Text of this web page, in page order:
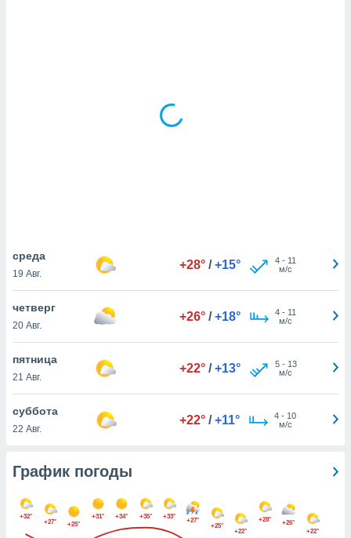
установки
веб-
как
вашем
среда
19 Авг.
+28° / +15° 4- 11
м/с
четверг
20 Авг.
+26° / +18° 4- 11
м/с
пятница
21 Авг.
+22° / +13° 5- 13
м/с
суббота
22 Авг.
+22° / +11° 4 - 10
м/с
График погоды
+32°
+27° +25°
+31° +34° +35° +33°
+27°
+25°
+22°
+28°
+26°
+22°